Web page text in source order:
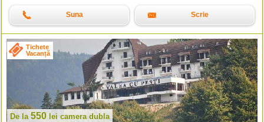
Suna Scrie
Tichete
Vacanță
De la 550 lei camera dubla